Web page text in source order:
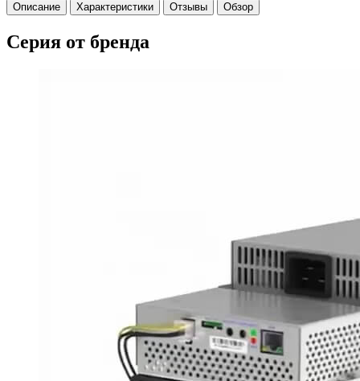
Описание Характеристики Отзывы Обзор
Серия от бренда